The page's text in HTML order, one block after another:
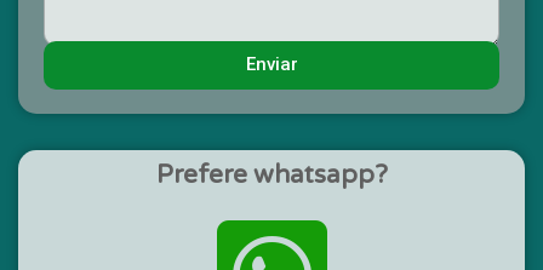
Enviar
Prefere whatsapp?